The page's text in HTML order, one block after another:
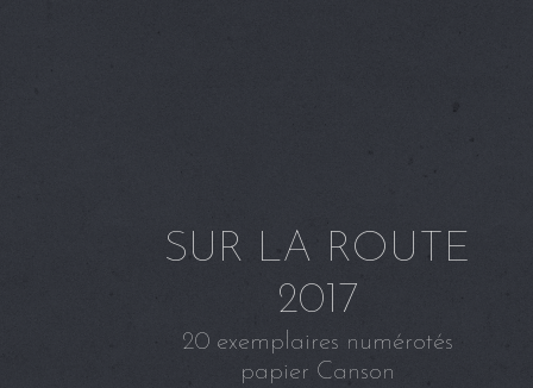
SUR LA ROUTE
2017
20 exemplaires numérotés
papier Canson